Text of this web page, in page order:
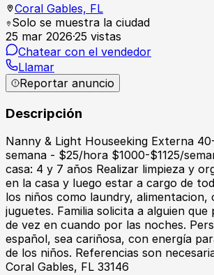
Coral Gables, FL
Solo se muestra la ciudad
25 mar 2026·25 vistas
Chatear con el vendedor
Llamar
Reportar anuncio
Descripción
Nanny & Light Houseeking Externa
semana - $25/hora $1000-$1125/
casa: 4 y 7 años Realizar limpieza y
en la casa y luego estar a cargo de
los niños como laundry, alimentacion,
juguetes. Familia solicita a alguien que
de vez en cuando por las noches.
español, sea cariñosa, con energía
de los niños. Referencias son
Coral Gables, FL 33146